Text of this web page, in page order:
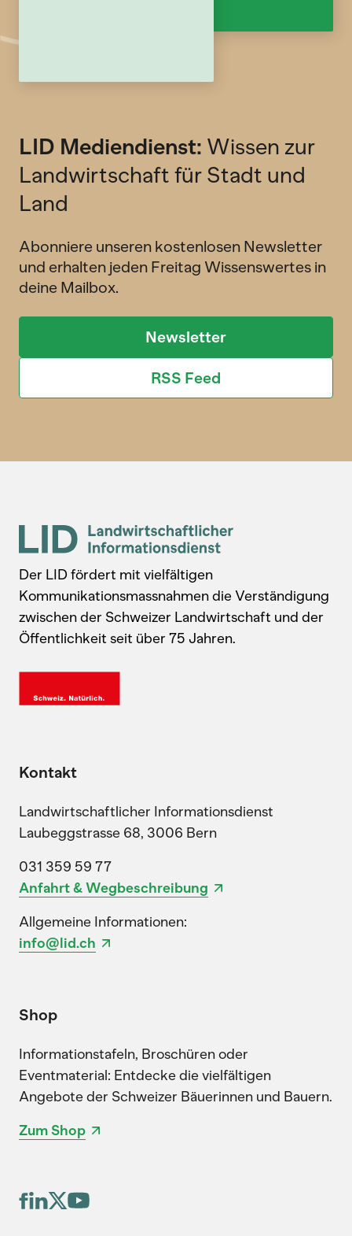
LID Mediendienst: Wissen zur
Landwirtschaft für Stadt und
Land
Abonniere unseren kostenlosen Newsletter
und erhalten jeden Freitag Wissenswertes in
deine Mailbox.
Newsletter
RSS Feed
Der LID fördert mit vielfältigen
Kommunikationsmassnahmen die Verständigung
zwischen der Schweizer Landwirtschaft und der
Öffentlichkeit seit über 75 Jahren.
Kontakt
Landwirtschaftlicher Informationsdienst
Laubeggstrasse 68, 3006 Bern
031 359 59 77
Anfahrt & Wegbeschreibung
Allgemeine Informationen:
info@lid.ch
Shop
Informationstafeln, Broschüren oder
Eventmaterial: Entdecke die vielfältigen
Angebote der Schweizer Bäuerinnen und Bauern.
Zum Shop